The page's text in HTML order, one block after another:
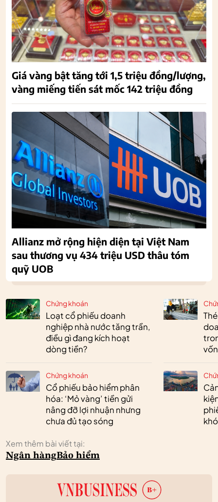
Chứng khoán
Loạt cổ phiếu doanh
nghiệp nhà nước tăng trần,
điều gì đang kích hoạt
dòng tiền?
Chứng khoán
Cổ phiếu bảo hiểm phân
hóa: ‘Mỏ vàng’ tiền gửi
nâng đỡ lợi nhuận nhưng
chưa đủ tạo sóng
vốn
Xem thêm bài viết tại:
Ngân hàngBảo hiểm
Giá vàng bật tăng tới 1,5 triệu đồng/lượng,
vàng miếng tiến sát mốc 142 triệu đồng
Allianz mở rộng hiện diện tại Việt Nam
sau thương vụ 434 triệu USD thâu tóm
quỹ UOB